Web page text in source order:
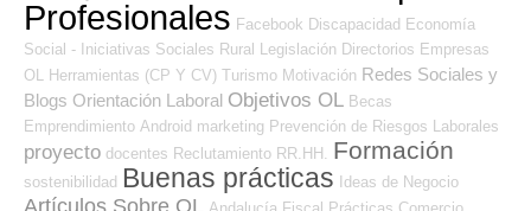
Profesionales Facebook Discapacidad Economía
Social - Iniciativas Sociales Rural Legislación Directorios Empresas
OL
Herramientas (CP Y CV) Turismo Motivación Redes Sociales y
Blogs Orientación Laboral Objetivos OL Becas
Emprendimiento Android marketing Prevención de Riesgos Laborales
proyecto docentes Reclutamiento RR.HH. Formación
sostenibilidad Buenas prácticas Ideas de Negocio
Artículos Sobre OL